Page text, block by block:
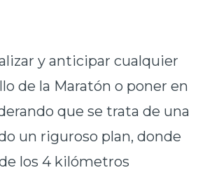
y anticipar cualquier
de la Maratón o poner en
que se trata de una
un riguroso plan, donde
los 4 kilómetros